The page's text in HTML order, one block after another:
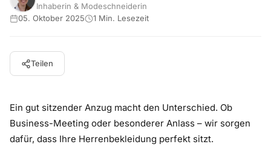
Inhaberin & Modeschneiderin
05. Oktober 2025
1 Min. Lesezeit
Teilen
Ein gut sitzender Anzug macht den Unterschied. Ob
Business-Meeting oder besonderer Anlass – wir sorgen
dafür, dass Ihre Herrenbekleidung perfekt sitzt.